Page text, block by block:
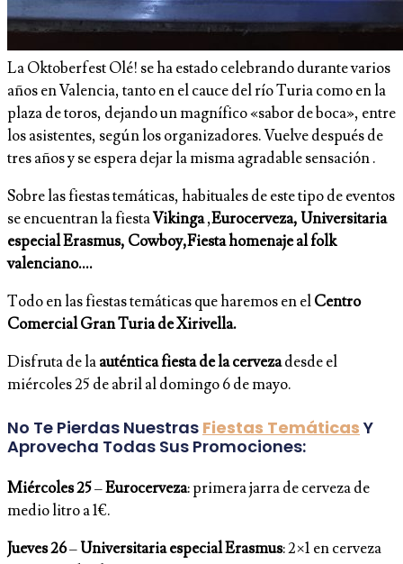
La Oktoberfest Olé! se ha estado celebrando durante varios
años en Valencia, tanto en el cauce del río Turia como en la
plaza de toros, dejando un magnífico «sabor de boca», entre
los asistentes, según los organizadores. Vuelve después de
tres años y se espera dejar la misma agradable sensación .
Sobre las fiestas temáticas, habituales de este tipo de eventos
se encuentran la fiestaVikinga,Eurocerveza, Universitaria
especial Erasmus, Cowboy,Fiesta homenaje al folk
valenciano….
Todo en las fiestas temáticas que haremos en elCentro
ComercialGran Turia deXirivella.
Disfruta de laauténtica fiesta de la cervezadesde el
miércoles 25 de abril al domingo 6 de mayo.
No Te Pierdas Nuestras Fiestas Temáticas Y
Aprovecha Todas Sus Promociones:
Miércoles 25–Eurocerveza: primera jarra de cerveza de
medio litro a 1€.
Jueves 26–Universitaria especial Erasmus: 2×1 en cerveza